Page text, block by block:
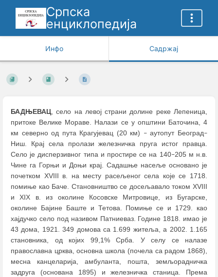
Српска
енциклопедија
Инфо Садржај
БАДЊЕВАЦ, село на левој страни долине реке Лепеница,
притоке Велике Мораве. Налази се у општини Баточина, 4
км северно од пута Крагујевац (20 км) –аутопут Београд–
Ниш. Крај села пролази железничка пруга истог правца.
Село је дисперзивног типа и простире се на 140–205 м н.в.
Чине га Горњи и Доњи крај. Садашње насеље основано је
почетком XVIII в. на месту расељеног села које се 1718.
помиње као Баче. Становништво се досељавало током XVIII
и XIX в. из околине Косовске Митровице, из Бугарске,
околине Бајине Баште и Тетова. Помиње се и 1729. као
хајдучко село под називом Патниеваз. Године 1818. имаo je
43 дома, 1921. 349 домова са 1.699 житеља, а 2002. 1.165
становника, од којих 99,1% Срба. У селу се налазе
православна црква, основна школа (почела са радом 1868),
месна канцеларија, амбуланта, пошта, земљорадничка
задруга (основана 1895) и железничка станица. Према